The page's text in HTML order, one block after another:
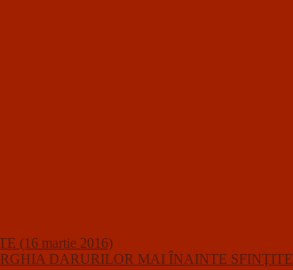
(16 martie 2016)
DARURILOR MAI ÎNAINTE SFINŢITE